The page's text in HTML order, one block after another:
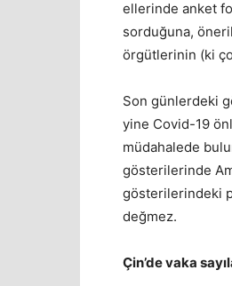
ellerinde anket
sorduğuna,
örgütlerinin (ki
Son günlerdeki
yine Covid-19
müdahalede
gösterilerinde
gösterilerindeki
değmez.
Çin’de vaka